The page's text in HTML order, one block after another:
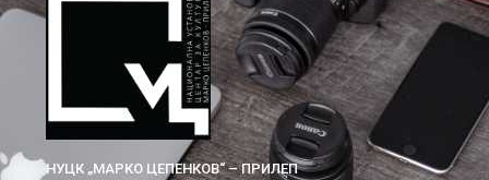
НУЦК „МАРКО ЦЕПЕНКОВ“ – ПРИЛЕП